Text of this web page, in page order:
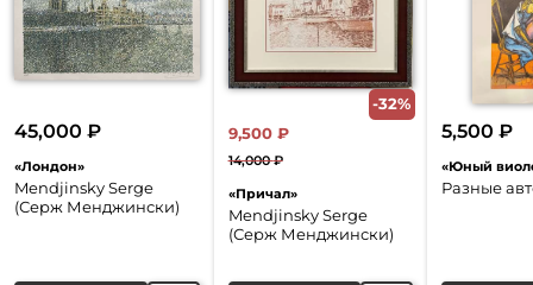
«Лондон»
Mendjinsky Serge
(Серж Менджински)
45,000₽
-32%
«Причал»
Mendjinsky Serge
(Серж Менджински)
14,000₽
цена
составляла
9,500 ₽
цена:
9,500 ₽.
«Юный
Разные
5,500 ₽